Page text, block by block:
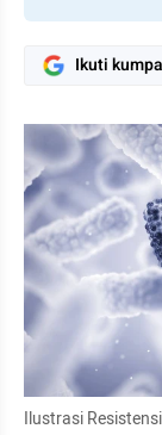
Ikuti
Ilustrasi